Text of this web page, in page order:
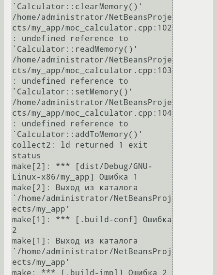
`Calculator::clearMemory()'
/home/administrator/NetBeansProje
cts/my_app/moc_calculator.cpp:102
: undefined reference to
`Calculator::readMemory()'
/home/administrator/NetBeansProje
cts/my_app/moc_calculator.cpp:103
: undefined reference to
`Calculator::setMemory()'
/home/administrator/NetBeansProje
cts/my_app/moc_calculator.cpp:104
: undefined reference to
`Calculator::addToMemory()'
collect2: ld returned 1 exit
status
make[2]: *** [dist/Debug/GNU-
Linux-x86/my_app] Ошибка 1
make[2]: Выход из каталога
`/home/administrator/NetBeansProj
ects/my_app'
make[1]: *** [.build-conf] Ошибка
2
make[1]: Выход из каталога
`/home/administrator/NetBeansProj
ects/my_app'
make: *** [.build-impl] Ошибка 2